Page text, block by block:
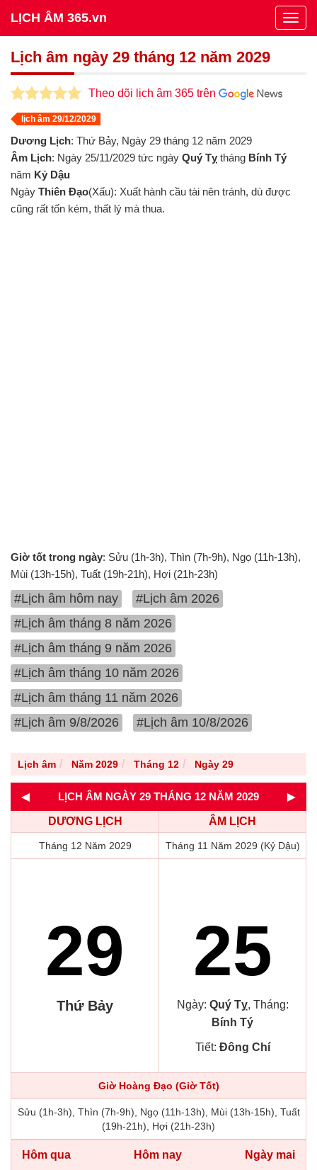
LỊCH ÂM 365.vn
Lịch âm ngày 29 tháng 12 năm 2029
Theo dõi lịch âm 365 trên
lịch âm 29/12/2029
Dương Lịch: Thứ Bảy, Ngày 29 tháng 12 năm 2029
Âm Lịch: Ngày 25/11/2029 tức ngày Quý Tỵ tháng Bính Tý
năm Kỷ Dậu
Ngày Thiên Đạo(Xấu): Xuất hành cầu tài nên tránh, dù được
cũng rất tốn kém, thất lý mà thua.
Giờ tốt trong ngày: Sửu (1h-3h), Thìn (7h-9h), Ngọ (11h-13h),
Mùi (13h-15h), Tuất (19h-21h), Hợi (21h-23h)
#Lịch âm hôm nay
#Lịch âm 2026
#Lịch âm tháng 8 năm 2026
#Lịch âm tháng 9 năm 2026
#Lịch âm tháng 10 năm 2026
#Lịch âm tháng 11 năm 2026
#Lịch âm 9/8/2026
#Lịch âm 10/8/2026
Lịch âm Năm 2029 Tháng 12 Ngày 29
◄ LỊCH ÂM NGÀY 29 THÁNG 12 NĂM 2029 ►
DƯƠNG LỊCH ÂM LỊCH
Tháng 12 Năm 2029 Tháng 11 Năm 2029 (Kỷ Dậu)
29
Thứ Bảy
25
Ngày: Quý Tỵ, Tháng:
Bính Tý
Tiết: Đông Chí
Giờ Hoàng Đạo (Giờ Tốt)
Sửu (1h-3h), Thìn (7h-9h), Ngọ (11h-13h), Mùi (13h-15h), Tuất
(19h-21h), Hợi (21h-23h)
Hôm qua Hôm nay Ngày mai